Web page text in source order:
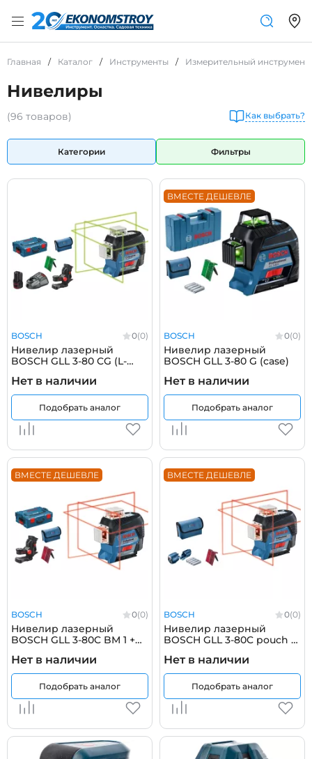
Главная / Каталог / Инструменты / Измерительный инструмент
Нивелиры
(96 товаров) Как выбрать?
Категории Фильтры
BOSCH 0(0)
Нивелир лазерный
BOSCH GLL 3-80 CG (L-
Нет в наличии
Подобрать аналог
BOSCH 0(0)
Нивелир лазерный
BOSCH GLL 3-80 G (case)
Нет в наличии
Подобрать аналог
ВМЕСТЕ ДЕШЕВЛЕ
BOSCH 0(0)
Нивелир лазерный
BOSCH GLL 3-80C BM 1 +
charger + target plate L-
Boxx
Нет в наличии
Подобрать аналог
ВМЕСТЕ ДЕШЕВЛЕ
BOSCH 0(0)
Нивелир лазерный
BOSCH GLL 3-80C pouch +
target plate L-Boxx ready
Нет в наличии
Подобрать аналог
ВМЕСТЕ ДЕШЕВЛЕ